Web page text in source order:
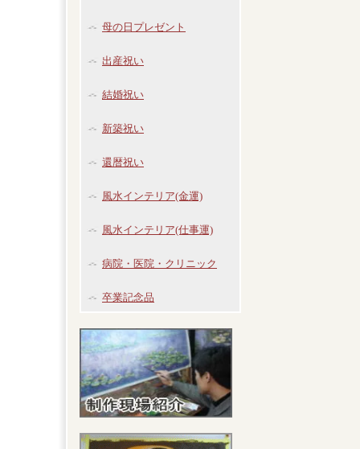
母の日プレゼント
出産祝い
結婚祝い
新築祝い
還暦祝い
風水インテリア(金運)
風水インテリア(仕事運)
病院・医院・クリニック
卒業記念品